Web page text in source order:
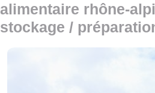
alimentaire rhône-
stockage /